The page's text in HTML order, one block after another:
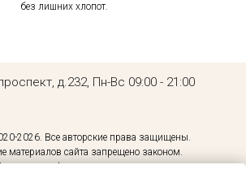
без лишних хлопот.
д.232, Пн-Вс 09:00 - 21:00
2026. Все авторские права защищены.
материалов сайта запрещено законом.
конфиденциальности